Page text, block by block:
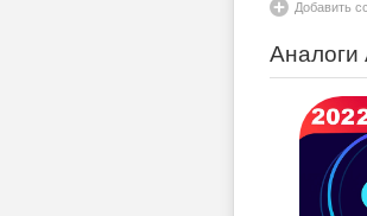
Добавить
Аналоги